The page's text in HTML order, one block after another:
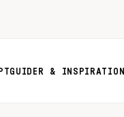
GUIDER & INSPIRATION